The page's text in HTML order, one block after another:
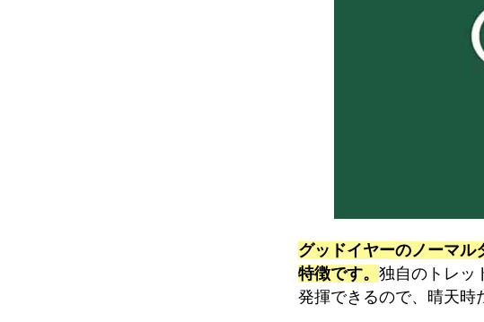
グッドイヤーのノーマル
特徴です。 独自のトレッ
発揮できるので、晴天時